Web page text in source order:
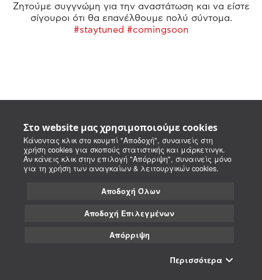
Στο website μας χρησιμοποιούμε cookies
Κάνοντας κλικ στο κουμπί "Αποδοχή", συναινείς στη
χρήση cookies για σκοπούς στατιστικής και μάρκετινγκ.
Αν κάνεις κλικ στην επιλογή "Απόρριψη", συναινείς μόνο
για τη χρήση των αναγκαίων & λειτουργικών cookies.
Αποδοχή Όλων
Αποδοχή Επιλεγμένων
Απόρριψη
Περισσότερα
Ζητούμε συγγνώμη για την αναστάτωση και να είστε
σίγουροι ότι θα επανέλθουμε πολύ σύντομα.
#staytuned #comingsoon